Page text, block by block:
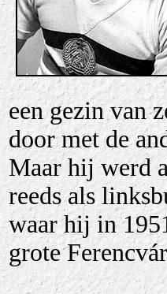
een gezin van
door met de
Maar hij werd
reeds als
waar hij in
grote